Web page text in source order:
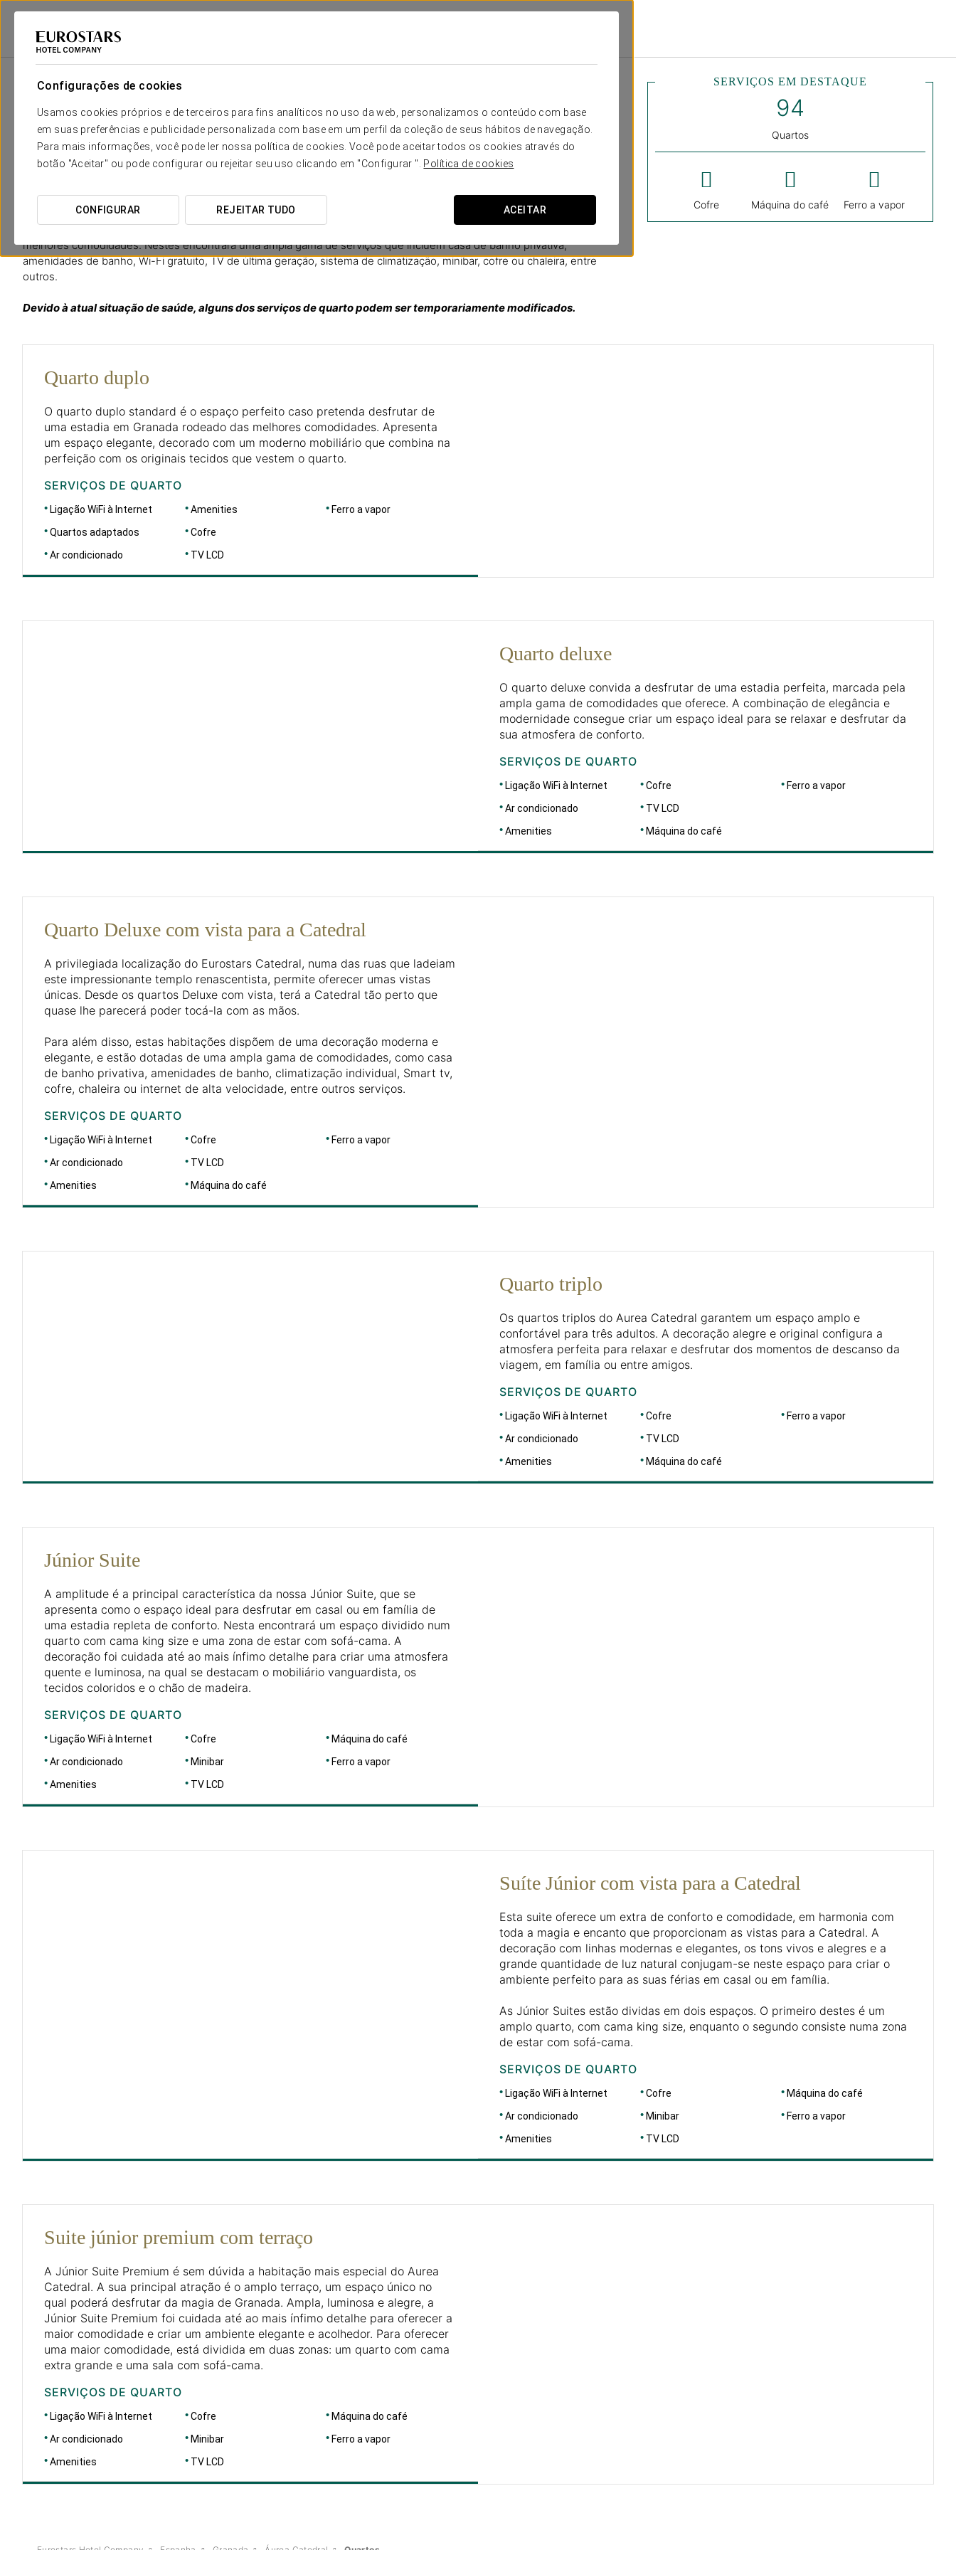
Configurações de cookies
Usamos cookies próprios e de terceiros para fins analíticos no uso da web, personalizamos o conteúdo com base
em suas preferências e publicidade personalizada com base em um perfil da coleção de seus hábitos de navegação.
Para mais informações, você pode ler nossa política de cookies. Você pode aceitar todos os cookies através do
botão "Aceitar" ou pode configurar ou rejeitar seu uso clicando em "Configurar ". Política de cookies
CONFIGURAR REJEITAR TUDO ACEITAR
Eurostars Hotel Company
O conforto e descanso que necessita
Os 94 quartos do Aurea Catedral oferecem uma verdadeira experiência de alojamento no próprio coração de Granada,
desenhados para que desfrute ao máximo da sua essência mais autêntica. A sua decoração combina a originalidade
dos coloridos tecidos, a calidez dos apainelados de madeira e a funcionalidade das elegantes linhas do seu design,
versos de célebres poetas como Federico García Lorca, que convidam a descobrir a história de Granada.
Amplos e luminosos, nos nossos quartos encontrará um cómodo espaço para se relaxar e descansar rodeado das
melhores comodidades. Nestes encontrará uma ampla gama de serviços que incluem casa de banho privativa,
amenidades de banho, Wi-Fi gratuito, TV de última geração, sistema de climatização, minibar, cofre ou chaleira, entre
outros.
Devido à atual situação de saúde, alguns dos serviços de quarto podem ser temporariamente modificados.
SERVIÇOS EM DESTAQUE
Quartos
Cofre Máquina do café Ferro a vapor
Quarto duplo
O quarto duplo standard é o espaço perfeito caso pretenda desfrutar de
uma estadia em Granada rodeado das melhores comodidades. Apresenta
um espaço elegante, decorado com um moderno mobiliário que combina na
perfeição com os originais tecidos que vestem o quarto.
SERVIÇOS DE QUARTO
Ligação WiFi à Internet
Quartos adaptados
Ar condicionado
Amenities
Cofre
TV LCD
Ferro a vapor
Quarto deluxe
O quarto deluxe convida a desfrutar de uma estadia perfeita, marcada pela
ampla gama de comodidades que oferece. A combinação de elegância e
modernidade consegue criar um espaço ideal para se relaxar e desfrutar da
sua atmosfera de conforto.
SERVIÇOS DE QUARTO
Ligação WiFi à Internet
Ar condicionado
Amenities
Cofre
TV LCD
Máquina do café
Ferro a vapor
Quarto Deluxe com vista para a Catedral
A privilegiada localização do Eurostars Catedral, numa das ruas que ladeiam
este impressionante templo renascentista, permite oferecer umas vistas
únicas. Desde os quartos Deluxe com vista, terá a Catedral tão perto que
quase lhe parecerá poder tocá-la com as mãos.
Para além disso, estas habitações dispõem de uma decoração moderna e
elegante, e estão dotadas de uma ampla gama de comodidades, como casa
de banho privativa, amenidades de banho, climatização individual, Smart tv,
cofre, chaleira ou internet de alta velocidade, entre outros serviços.
SERVIÇOS DE QUARTO
Ligação WiFi à Internet
Ar condicionado
Amenities
Cofre
TV LCD
Máquina do café
Ferro a vapor
Quarto triplo
Os quartos triplos do Aurea Catedral garantem um espaço amplo e
confortável para três adultos. A decoração alegre e original configura a
atmosfera perfeita para relaxar e desfrutar dos momentos de descanso da
viagem, em família ou entre amigos.
SERVIÇOS DE QUARTO
Ligação WiFi à Internet
Ar condicionado
Amenities
Cofre
TV LCD
Máquina do café
Ferro a vapor
Júnior Suite
A amplitude é a principal característica da nossa Júnior Suite, que se
apresenta como o espaço ideal para desfrutar em casal ou em família de
uma estadia repleta de conforto. Nesta encontrará um espaço dividido num
quarto com cama king size e uma zona de estar com sofá-cama. A
decoração foi cuidada até ao mais ínfimo detalhe para criar uma atmosfera
quente e luminosa, na qual se destacam o mobiliário vanguardista, os
tecidos coloridos e o chão de madeira.
SERVIÇOS DE QUARTO
Ligação WiFi à Internet
Ar condicionado
Amenities
Cofre
Minibar
TV LCD
Máquina do café
Ferro a vapor
Suíte Júnior com vista para a Catedral
Esta suite oferece um extra de conforto e comodidade, em harmonia com
toda a magia e encanto que proporcionam as vistas para a Catedral. A
decoração com linhas modernas e elegantes, os tons vivos e alegres e a
grande quantidade de luz natural conjugam-se neste espaço para criar o
ambiente perfeito para as suas férias em casal ou em família.
As Júnior Suites estão dividas em dois espaços. O primeiro destes é um
amplo quarto, com cama king size, enquanto o segundo consiste numa zona
de estar com sofá-cama.
SERVIÇOS DE QUARTO
Ligação WiFi à Internet
Ar condicionado
Amenities
Cofre
Minibar
TV LCD
Máquina do café
Ferro a vapor
Suite júnior premium com terraço
A Júnior Suite Premium é sem dúvida a habitação mais especial do Aurea
Catedral. A sua principal atração é o amplo terraço, um espaço único no
qual poderá desfrutar da magia de Granada. Ampla, luminosa e alegre, a
Júnior Suite Premium foi cuidada até ao mais ínfimo detalhe para oferecer a
maior comodidade e criar um ambiente elegante e acolhedor. Para oferecer
uma maior comodidade, está dividida em duas zonas: um quarto com cama
extra grande e uma sala com sofá-cama.
SERVIÇOS DE QUARTO
Ligação WiFi à Internet
Ar condicionado
Amenities
Cofre
Minibar
TV LCD
Máquina do café
Ferro a vapor